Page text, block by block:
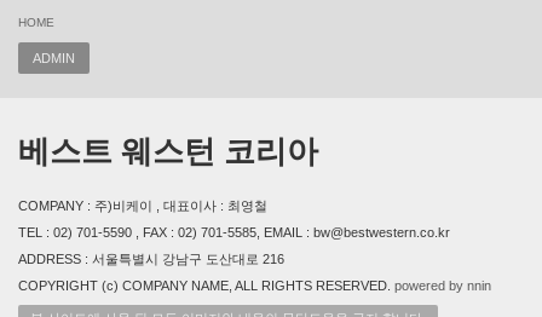
HOME
ADMIN
베스트 웨스턴 코리아
COMPANY : 주)비케이 , 대표이사 : 최영철
TEL : 02) 701-5590 , FAX : 02) 701-5585, EMAIL : bw@bestwestern.co.kr
ADDRESS : 서울특별시 강남구 도산대로 216
COPYRIGHT (c) COMPANY NAME, ALL RIGHTS RESERVED. powered by nnin